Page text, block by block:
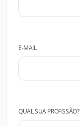
E-MAIL
QUAL SUA PROFISSÃO?